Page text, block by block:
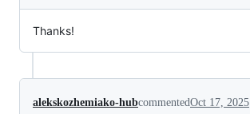
Thanks!
alekskozhemiako-hubcommentedOct 17, 2025